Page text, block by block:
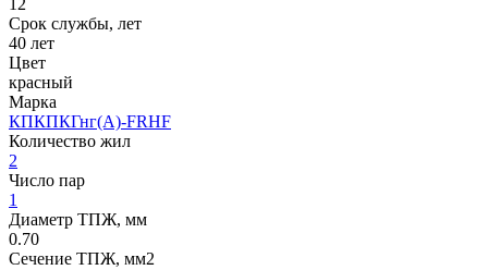
Срок службы, лет
40 лет
Цвет
красный
Марка
КПКПКГнг(A)-FRHF
Количество жил
2
Число пар
1
Диаметр ТПЖ, мм
0.70
Сечение ТПЖ, мм2